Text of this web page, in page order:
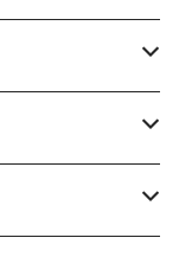
なし
プ）